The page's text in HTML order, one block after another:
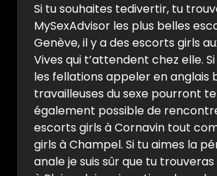
Si tu souhaites tedivertir, tu
MySexAdvisor les plus belles
Genève, il y a des escorts girls
Vives qui t’attendent chez elle.
les fellations appeler en anglais
travailleuses du sexe pourront
également possible de
escorts girls à Cornavin tout
girls à Champel. Si tu aimes la
anale je suis sûr que tu